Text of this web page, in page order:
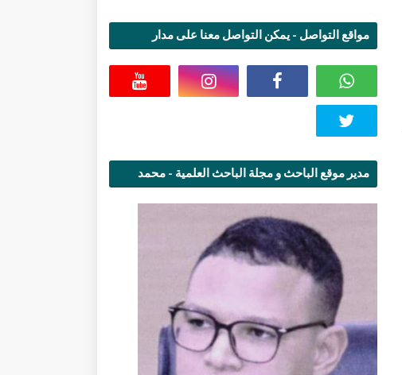
مواقع التواصل - يمكن التواصل معنا على مدار
مدير موقع الباحث و مجلة الباحث العلمية - محمد